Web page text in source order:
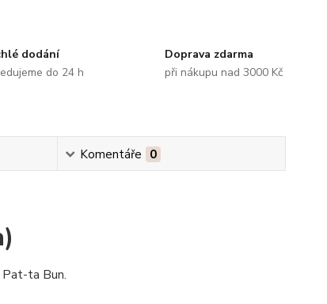
dodání
do 24 h
Doprava zdarma
při nákupu nad 3000 Kč
Komentáře 0
ta Bun.